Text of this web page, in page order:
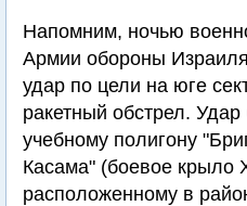
Напомним, ночью
Армии обороны
удар по цели на юге
ракетный обстрел.
учебному полигону
Касама" (боевое
расположенному в